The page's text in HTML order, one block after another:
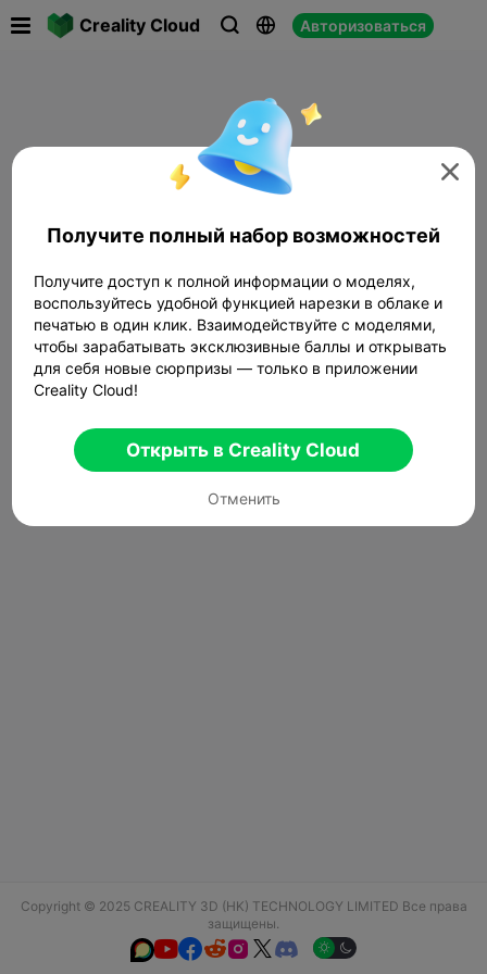
Creality Cloud   Авторизоваться
Copyright © 2025 CREALITY 3D (HK) TECHNOLOGY LIMITED Все права
защищены.
  

Получите полный набор возможностей
Получите доступ к полной информации о моделях,
воспользуйтесь удобной функцией нарезки в облаке и
печатью в один клик. Взаимодействуйте с моделями,
чтобы зарабатывать эксклюзивные баллы и открывать
для себя новые сюрпризы — только в приложении
Creality Cloud!
Открыть в Creality Cloud
Отменить